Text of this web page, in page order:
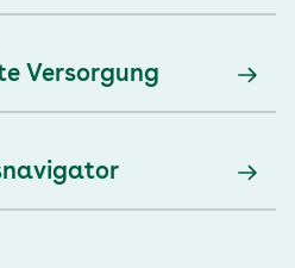
Versorgung